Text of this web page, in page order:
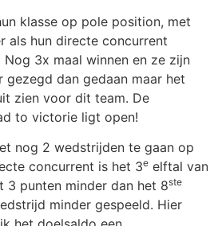
klasse op pole position, met
als hun directe concurrent
3x maal winnen en ze zijn
gezegd dan gedaan maar het
zien voor dit team. De
to victorie ligt open!
nog 2 wedstrijden te gaan op
concurrent is het 3e elftal van
3 punten minder dan het 8ste
minder gespeeld. Hier